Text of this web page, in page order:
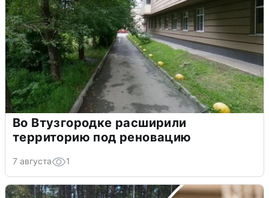
Во Втузгородке расширили
территорию под реновацию
7 августа 1